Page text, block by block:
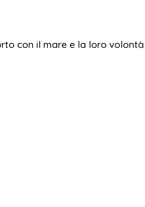
con il mare e la loro